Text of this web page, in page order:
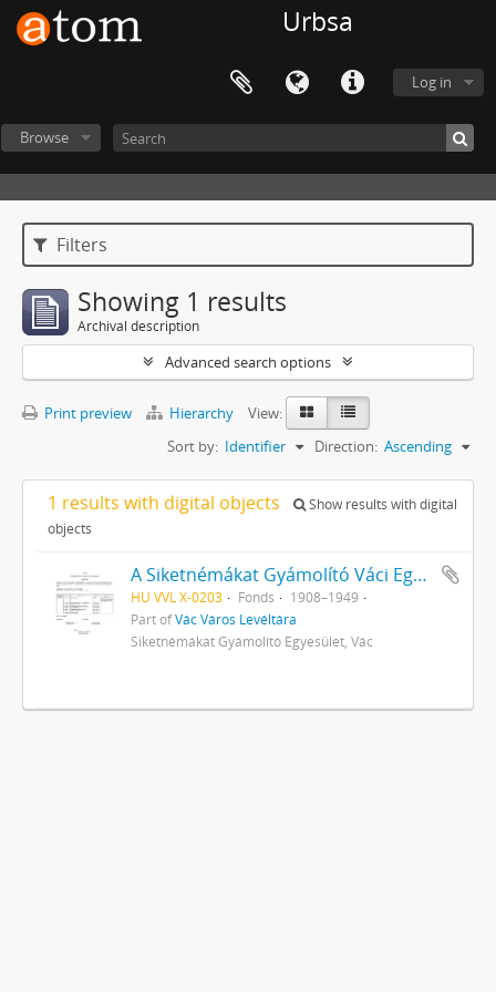
Urbsa
Log in
Browse
Filters
Showing 1 results
Archival description
Advanced search options
Print preview Hierarchy
View:
Sort by: Identifier Direction: Ascending
1 results with digital objects
Show results with digital
objects
A Siketnémákat Gyámolító Váci Egyesület iratai
HU VVL X-0203 Fonds
1908–1949
Part ofVác Város Levéltára
Siketnémákat Gyámolító Egyesület, Vác